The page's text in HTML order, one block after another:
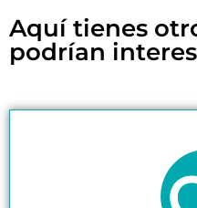
Aquí tienes
podrían